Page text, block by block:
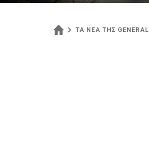
ΤΑ ΝΕΑ ΤΗΣ GENERALI